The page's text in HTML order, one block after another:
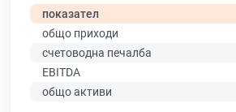
показател
общо приходи
счетоводна печалба
EBITDA
общо активи